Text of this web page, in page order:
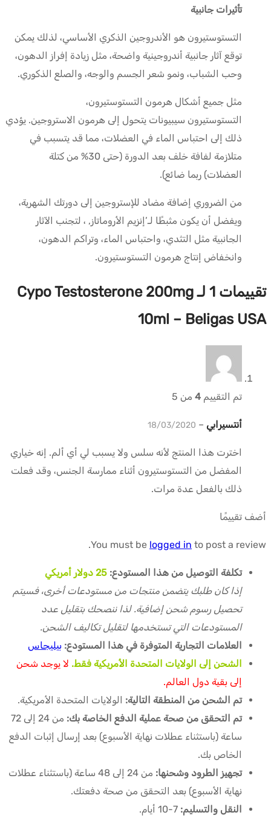
تأثيرات جانبية
التستوستيرون هو الأندروجين الذكري الأساسي، لذلك يمكن
توقع آثار جانبية أندروجينية واضحة، مثل زيادة إفراز الدهون،
وحب الشباب، ونمو شعر الجسم والوجه، والصلع الذكوري.
مثل جميع أشكال هرمون التستوستيرون،
التستوستيرون سيبيونات يتحول إلى هرمون الاستروجين. يؤدي
ذلك إلى احتباس الماء في العضلات، مما قد يتسبب في
متلازمة لفافة خلف بعد الدورة
(حتى 30% من كتلة
العضلات) ربما ضائع).
من الضروري إضافة مضاد للإستروجين إلى دورتك الشهرية،
ويفضل أن يكون مثبطًا لـ’ إنزيم الأروماتاز, ، لتجنب الآثار
الجانبية مثل التثدي، واحتباس الماء، وتراكم الدهون،
وانخفاض إنتاج هرمون التستوستيرون.
تقييمات 1 لـ
Cypo Testosterone 200mg
10ml – Beligas USA
تم التقييم 4 من 5
أنتسيرابي –
18/03/2020
اخترت هذا المنتج لأنه سلس ولا يسبب لي أي ألم. إنه خياري
المفضل من التستوستيرون أثناء ممارسة الجنس، وقد فعلت
ذلك بالفعل عدة مرات.
أضف تقييمًا
You must be logged in to post a review.
تكلفة التوصيل من هذا المستودع: 25 دولار أمريكي
إذا كان طلبك يتضمن منتجات من مستودعات أخرى، فسيتم
تحصيل رسوم شحن إضافية. لذا ننصحك بتقليل عدد
المستودعات التي تستخدمها لتقليل تكاليف الشحن.
العلامات التجارية المتوفرة في هذا المستودع: بيليجاس
الشحن إلى الولايات المتحدة الأمريكية فقط. لا يوجد شحن
إلى بقية دول العالم.
تم الشحن من المنطقة التالية: الولايات المتحدة الأمريكية.
تم التحقق من صحة عملية الدفع الخاصة بك:
من 24 إلى 72
ساعة (باستثناء عطلات نهاية الأسبوع) بعد إرسال إثبات الدفع
الخاص بك.
تجهيز الطرود وشحنها:
من 24 إلى 48 ساعة (باستثناء عطلات
نهاية الأسبوع) بعد التحقق من صحة دفعتك.
النقل والتسليم: 7-10 أيام.